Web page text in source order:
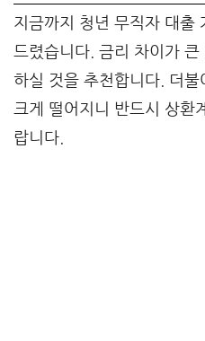
지금까지 청년 무직자 대출
드렸습니다. 금리 차이가
하실 것을 추천합니다. 더
크게 떨어지니 반드시 상환
랍니다.